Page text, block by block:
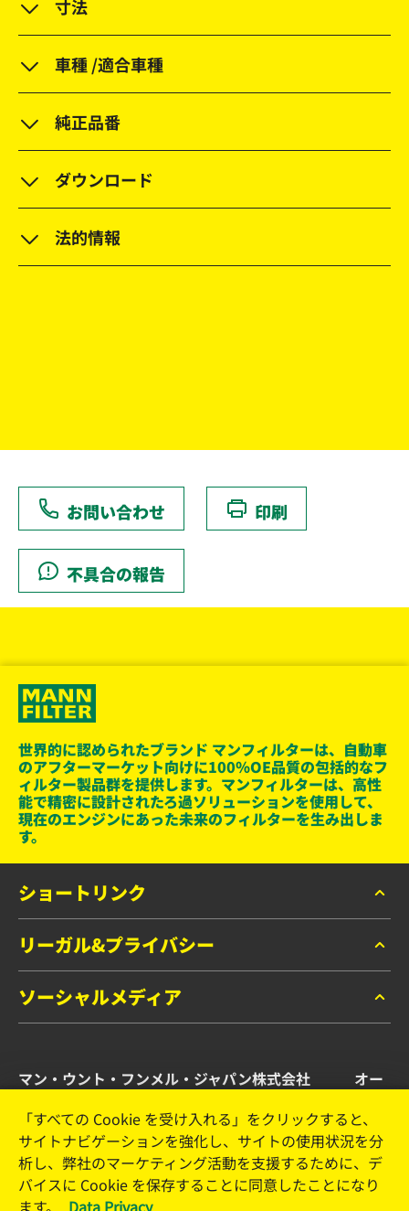
寸法
車種 /適合車種
純正品番
ダウンロード
法的情報
お問い合わせ 印刷
不具合の報告
世界的に認められたブランド マンフィルターは、自動車
のアフターマーケット向けに100％OE品質の包括的なフ
ィルター製品群を提供します。マンフィルターは、高性
能で精密に設計されたろ過ソリューションを使用して、
現在のエンジンにあった未来のフィルターを生み出しま
す。
ショートリンク
マンフィルター カタログ
お問い合わせ
リーガル&プライバシー
データプライバシー
リーガルノーティス
ソーシャルメディア
Instagram
YouTube
マン・ウント・フンメル・ジャパン株式会社 オー
横浜市港北区新横浜2-15-10 YS新横浜ビル2F
Tel. +81 (45) 470 4611
Email: info.jp@mann-hummel.com
「すべての Cookie を受け入れる」をクリックすると、
サイトナビゲーションを強化し、サイトの使用状況を分
析し、弊社のマーケティング活動を支援するために、デ
バイスに Cookie を保存することに同意したことになり
ます。
Data Privacy